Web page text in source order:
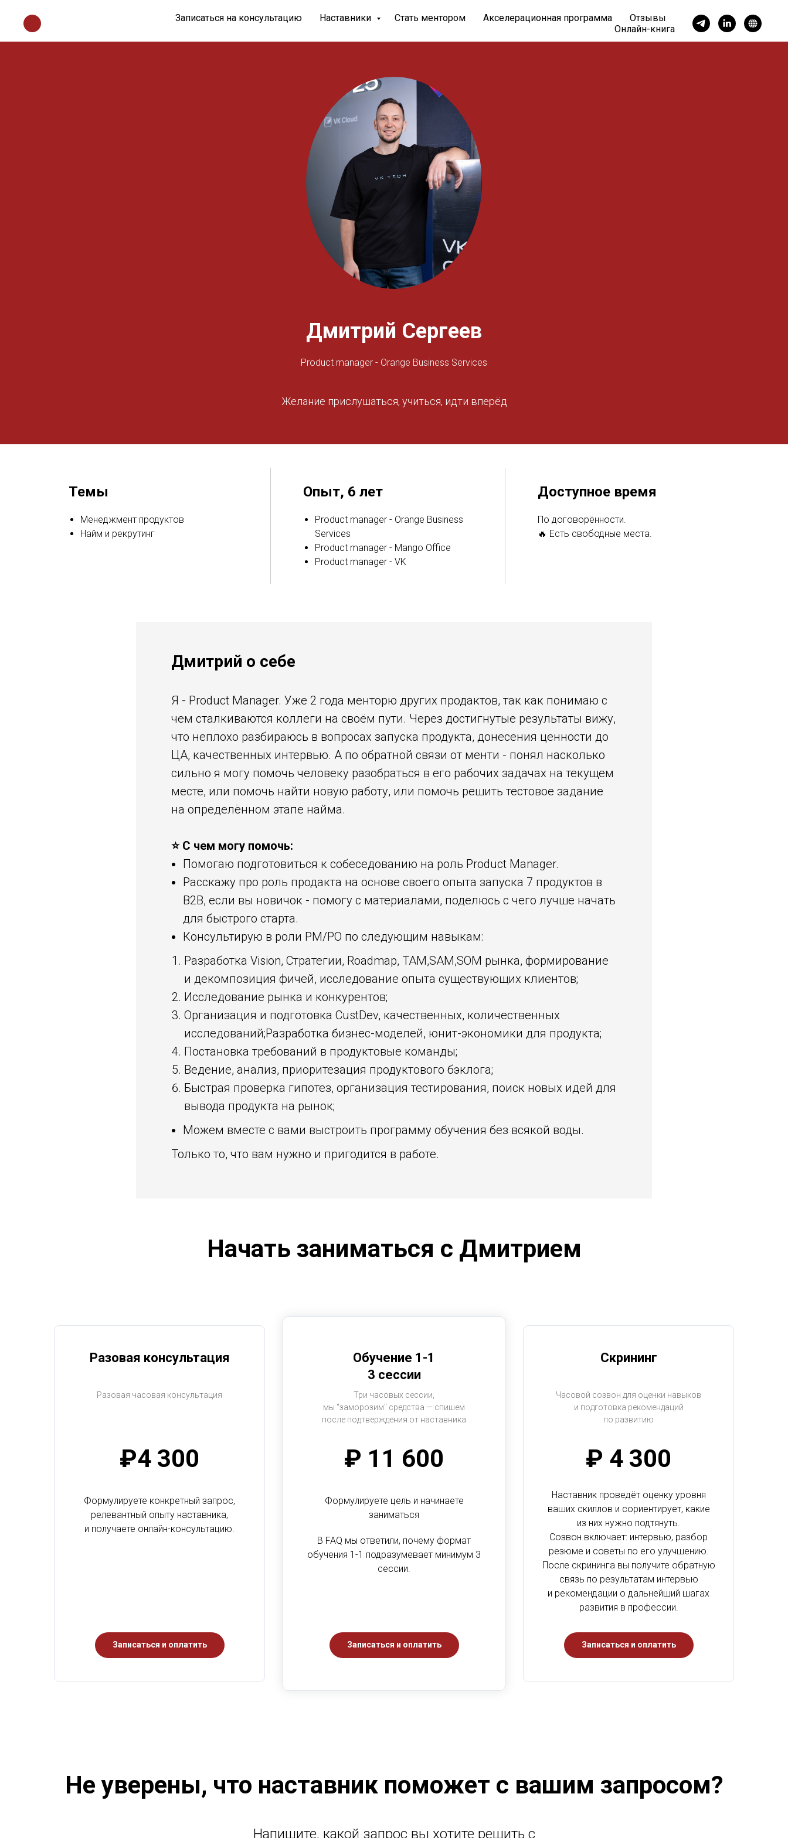
Записаться на консультацию Наставники Стать ментором Акселерационная программа
Отзывы
Онлайн-книга
Дмитрий Сергеев
Product manager - Orange Business Services
Желание прислушаться, учиться, идти вперёд
Темы
Менеджмент продуктов
Найм и рекрутинг
Опыт, 6 лет
Product manager - Orange Business
Services
Product manager - Mango Office
Product manager - VK
Доступное время
По договорённости.
🔥 Есть свободные места.
Дмитрий о себе
Я - Product Manager. Уже 2 года менторю других продактов, так как понимаю с
чем сталкиваются коллеги на своём пути. Через достигнутые результаты вижу,
что неплохо разбираюсь в вопросах запуска продукта, донесения ценности до
ЦА, качественных интервью. А по обратной связи от менти - понял насколько
сильно я могу помочь человеку разобраться в его рабочих задачах на текущем
месте, или помочь найти новую работу, или помочь решить тестовое задание
на определённом этапе найма.
⭐️ С чем могу помочь:
Помогаю подготовиться к собеседованию на роль Product Manager.
Расскажу про роль продакта на основе своего опыта запуска 7 продуктов в
B2B, если вы новичок - помогу с материалами, поделюсь с чего лучше начать
для быстрого старта.
Консультирую в роли PM/PO по следующим навыкам:
Разработка Vision, Стратегии, Roadmap, TAM,SAM,SOM рынка, формирование
и декомпозиция фичей, исследование опыта существующих клиентов;
Исследование рынка и конкурентов;
Организация и подготовка CustDev, качественных, количественных
исследований;Разработка бизнес-моделей, юнит-экономики для продукта;
Постановка требований в продуктовые команды;
Ведение, анализ, приоритезация продуктового бэклога;
Быстрая проверка гипотез, организация тестирования, поиск новых идей для
вывода продукта на рынок;
Можем вместе с вами выстроить программу обучения без всякой воды.
Только то, что вам нужно и пригодится в работе.
Начать заниматься с Дмитрием
Разовая консультация
Разовая часовая консультация
₽4 300
Формулируете конкретный запрос,
релевантный опыту наставника,
и получаете онлайн-консультацию.
Записаться и оплатить
Обучение 1-1
3 сессии
Три часовых сессии,
мы "заморозим" средства — спишем
после подтверждения от наставника
₽ 11 600
Формулируете цель и начинаете
заниматься
В FAQ мы ответили, почему формат
обучения 1-1 подразумевает минимум 3
сессии.
Записаться и оплатить
Скрининг
Часовой созвон для оценки навыков
и подготовка рекомендаций
по развитию
₽ 4 300
Наставник проведёт оценку уровня
ваших скиллов и сориентирует, какие
из них нужно подтянуть.
Созвон включает: интервью, разбор
резюме и советы по его улучшению.
После скрининга вы получите обратную
связь по результатам интервью
и рекомендации о дальнейший шагах
развития в профессии.
Записаться и оплатить
Не уверены, что наставник поможет с вашим запросом?
Напишите, какой запрос вы хотите решить с